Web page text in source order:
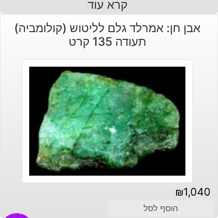
קרא עוד
אבן חן: אמרלד גלם לליטוש (קולומביה)
תעודה 135 קרט
₪1,040
הוסף לסל